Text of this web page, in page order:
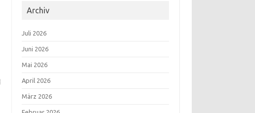
Archiv
Juli 2026
Juni 2026
Mai 2026
April 2026
März 2026